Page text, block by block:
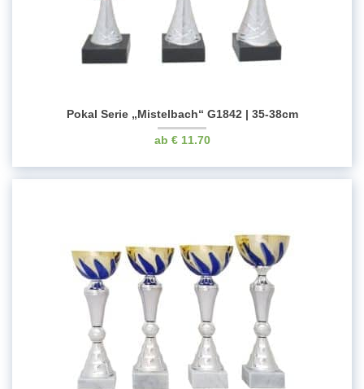
Pokal Serie „Mistelbach“ G1842 | 35-38cm
€11.70